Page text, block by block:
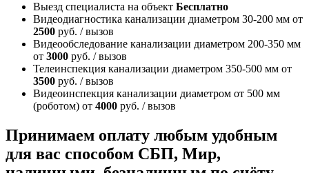
Выезд специалиста на объект Бесплатно
Видеодиагностика канализации диаметром 30-200 мм от
2500 руб. / вызов
Видеообследование канализации диаметром 200-350 мм
от 3000 руб. / вызов
Телеинспекция канализации диаметром 350-500 мм от
3500 руб. / вызов
Видеоинспекция канализации диаметром от 500 мм
(роботом) от 4000 руб. / вызов
Принимаем оплату любым удобным
для вас способом СБП, Мир,